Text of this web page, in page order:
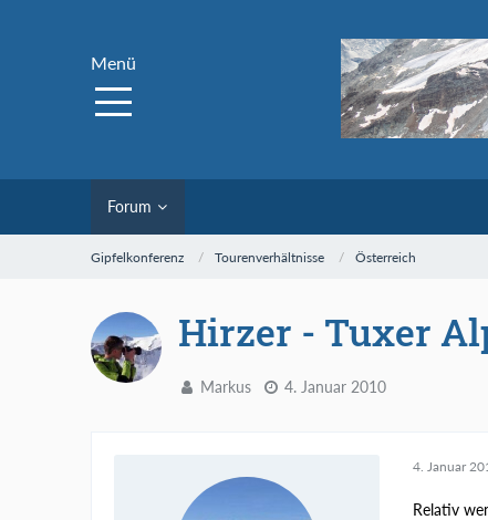
Menü
Forum
Gipfelkonferenz Tourenverhältnisse Österreich
Hirzer - Tuxer
Markus 4. Januar 2010
4. Januar
Relativ